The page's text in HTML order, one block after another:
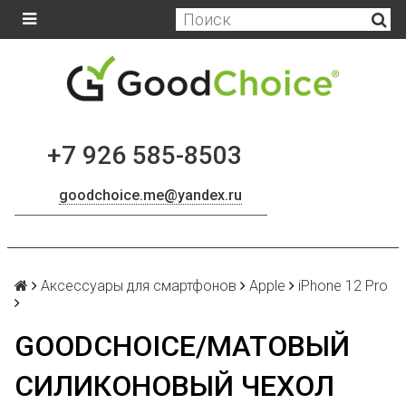
+7 926 585-8503
goodchoice.me@yandex.ru
Аксессуары для смартфонов Apple iPhone 12 Pro
GOODCHOICE/МАТОВЫЙ
СИЛИКОНОВЫЙ ЧЕХОЛ